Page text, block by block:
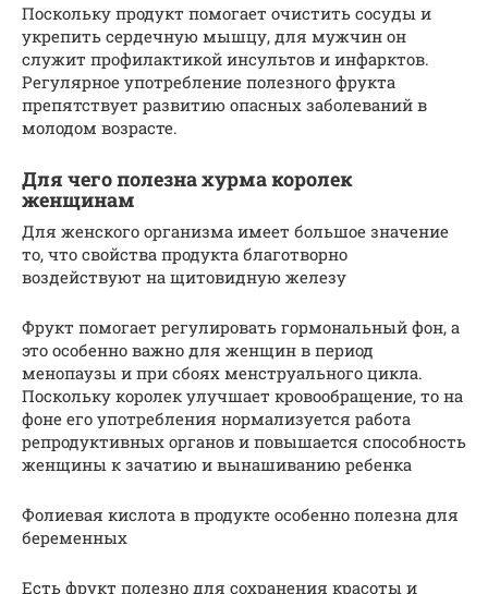
Поскольку продукт помогает очистить сосуды и
укрепить сердечную мышцу, для мужчин он
служит профилактикой инсультов и инфарктов.
Регулярное употребление полезного фрукта
препятствует развитию опасных заболеваний в
молодом возрасте.
Для чего полезна хурма королек
женщинам
Для женского организма имеет большое значение
то, что свойства продукта благотворно
воздействуют на щитовидную железу
Фрукт помогает регулировать гормональный фон, а
это особенно важно для женщин в период
менопаузы и при сбоях менструального цикла.
Поскольку королек улучшает кровообращение, то на
фоне его употребления нормализуется работа
репродуктивных органов и повышается способность
женщины к зачатию и вынашиванию ребенка
Фолиевая кислота в продукте особенно полезна для
беременных
Есть фрукт полезно для сохранения красоты и